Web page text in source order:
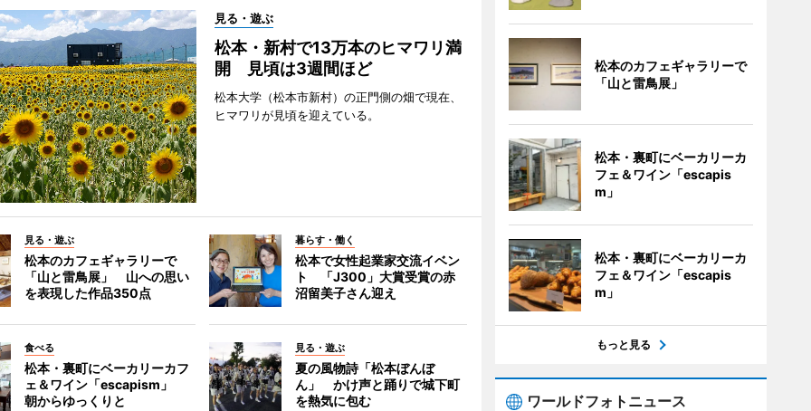
見る・遊ぶ
松本・新村で13万本のヒマワリ満
開 見頃は3週間ほど
松本大学（松本市新村）の正門側の畑で現在、
ヒマワリが見頃を迎えている。
見る・遊ぶ
松本のカフェギャラリーで
「山と雷鳥展」 山への思い
を表現した作品350点
暮らす・働く
松本で女性起業家交流イベン
ト 「J300」大賞受賞の赤
沼留美子さん迎え
食べる
松本・裏町にベーカリーカフ
ェ＆ワイン「escapism」
朝からゆっくりと
見る・遊ぶ
夏の風物詩「松本ぼんぼ
ん」 かけ声と踊りで城下町
を熱気に包む
松本のカフェギャラリーで
「山と雷鳥展」
松本・裏町にベーカリーカ
フェ＆ワイン「escapis
m」
松本・裏町にベーカリーカ
フェ＆ワイン「escapis
m」
もっと見る
ワールドフォトニュース